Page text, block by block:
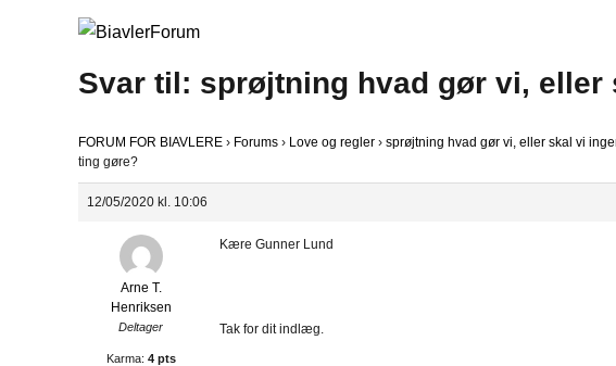
Svar til: sprøjtning hvad gør vi, eller
FORUM FOR BIAVLERE › Forums › Love og regler › sprøjtning hvad gør vi, eller skal vi
ting gøre?
12/05/2020 kl. 10:06
Arne T.
Henriksen
Deltager
Karma: 4 pts
Kære Gunner Lund
Tak for dit indlæg.